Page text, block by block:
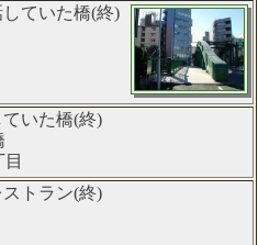
ていた橋(終)
いた橋(終)
トラン(終)